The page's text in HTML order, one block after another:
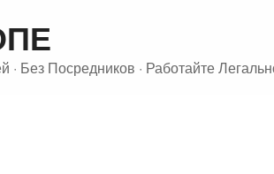
Без Посредников · Работайте